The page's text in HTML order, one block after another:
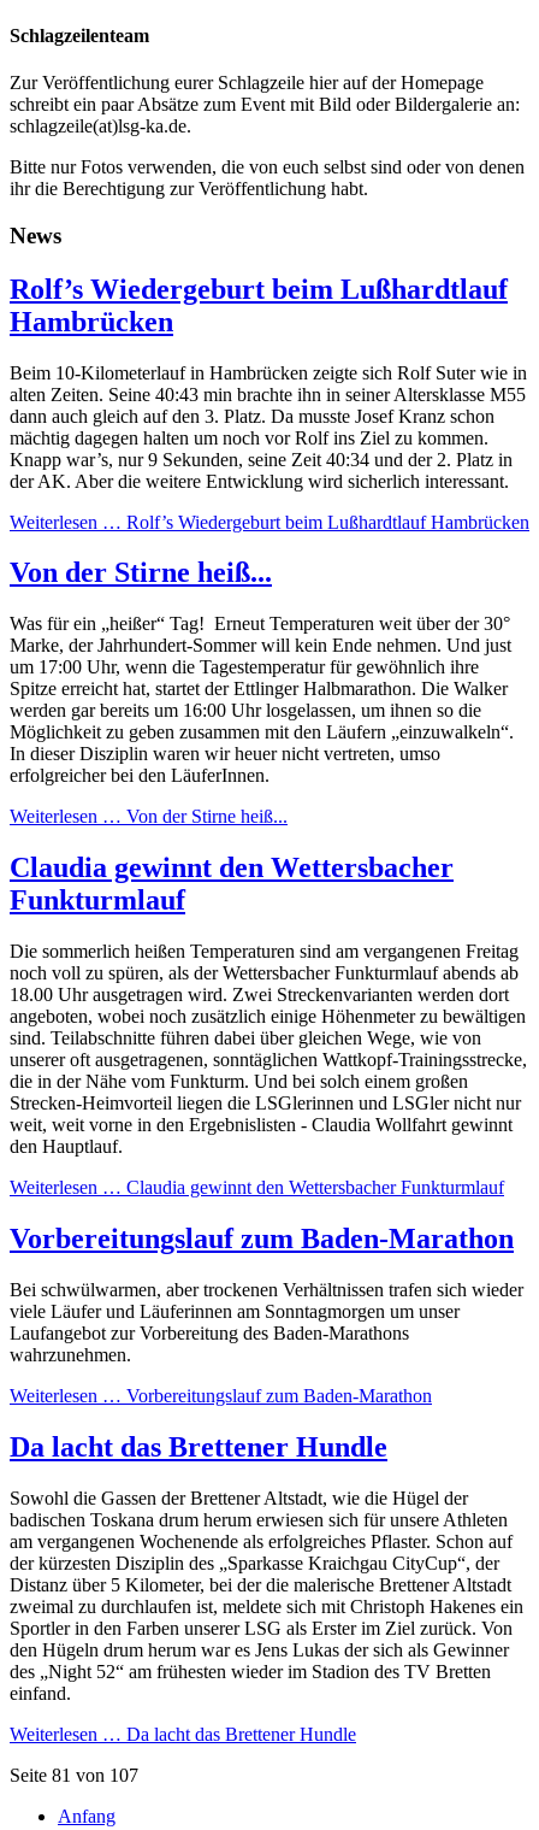
Schlagzeilenteam
Zur Veröffentlichung eurer Schlagzeile hier auf der Homepage
schreibt ein paar Absätze zum Event mit Bild oder Bildergalerie an:
schlagzeile(at)lsg-ka.de.
Bitte nur Fotos verwenden, die von euch selbst sind oder von denen
ihr die Berechtigung zur Veröffentlichung habt.
News
Rolf’s Wiedergeburt beim Lußhardtlauf
Hambrücken
Beim 10-Kilometerlauf in Hambrücken zeigte sich Rolf Suter wie in
alten Zeiten. Seine 40:43 min brachte ihn in seiner Altersklasse M55
dann auch gleich auf den 3. Platz. Da musste Josef Kranz schon
mächtig dagegen halten um noch vor Rolf ins Ziel zu kommen.
Knapp war’s, nur 9 Sekunden, seine Zeit 40:34 und der 2. Platz in
der AK. Aber die weitere Entwicklung wird sicherlich interessant.
Weiterlesen … Rolf’s Wiedergeburt beim Lußhardtlauf Hambrücken
Von der Stirne heiß...
Was für ein „heißer“ Tag! Erneut Temperaturen weit über der 30°
Marke, der Jahrhundert-Sommer will kein Ende nehmen. Und just
um 17:00 Uhr, wenn die Tagestemperatur für gewöhnlich ihre
Spitze erreicht hat, startet der Ettlinger Halbmarathon. Die Walker
werden gar bereits um 16:00 Uhr losgelassen, um ihnen so die
Möglichkeit zu geben zusammen mit den Läufern „einzuwalkeln“.
In dieser Disziplin waren wir heuer nicht vertreten, umso
erfolgreicher bei den LäuferInnen.
Weiterlesen … Von der Stirne heiß...
Claudia gewinnt den Wettersbacher
Funkturmlauf
Die sommerlich heißen Temperaturen sind am vergangenen Freitag
noch voll zu spüren, als der Wettersbacher Funkturmlauf abends ab
18.00 Uhr ausgetragen wird. Zwei Streckenvarianten werden dort
angeboten, wobei noch zusätzlich einige Höhenmeter zu bewältigen
sind. Teilabschnitte führen dabei über gleichen Wege, wie von
unserer oft ausgetragenen, sonntäglichen Wattkopf-Trainingsstrecke,
die in der Nähe vom Funkturm. Und bei solch einem großen
Strecken-Heimvorteil liegen die LSGlerinnen und LSGler nicht nur
weit, weit vorne in den Ergebnislisten - Claudia Wollfahrt gewinnt
den Hauptlauf.
Weiterlesen … Claudia gewinnt den Wettersbacher Funkturmlauf
Vorbereitungslauf zum Baden-Marathon
Bei schwülwarmen, aber trockenen Verhältnissen trafen sich wieder
viele Läufer und Läuferinnen am Sonntagmorgen um unser
Laufangebot zur Vorbereitung des Baden-Marathons
wahrzunehmen.
Weiterlesen … Vorbereitungslauf zum Baden-Marathon
Da lacht das Brettener Hundle
Sowohl die Gassen der Brettener Altstadt, wie die Hügel der
badischen Toskana drum herum erwiesen sich für unsere Athleten
am vergangenen Wochenende als erfolgreiches Pflaster. Schon auf
der kürzesten Disziplin des „Sparkasse Kraichgau CityCup“, der
Distanz über 5 Kilometer, bei der die malerische Brettener Altstadt
zweimal zu durchlaufen ist, meldete sich mit Christoph Hakenes ein
Sportler in den Farben unserer LSG als Erster im Ziel zurück. Von
den Hügeln drum herum war es Jens Lukas der sich als Gewinner
des „Night 52“ am frühesten wieder im Stadion des TV Bretten
einfand.
Weiterlesen … Da lacht das Brettener Hundle
Seite 81 von 107
Anfang